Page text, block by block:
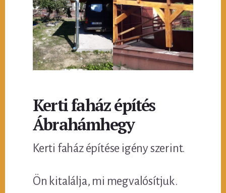
Kerti faház építés
Ábrahámhegy
Kerti faház építése igény szerint.
Ön kitalálja, mi megvalósítjuk.